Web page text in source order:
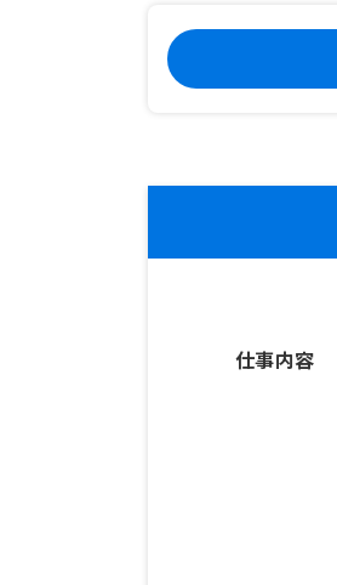
仕事内容